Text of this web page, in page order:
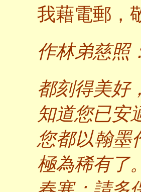
我藉電郵，
作林弟慈照
都刻得美好
知道您已安
您都以翰墨
極為稀有了。